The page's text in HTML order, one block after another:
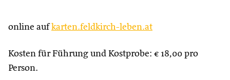
online aufkarten.feldkirch-leben.at
Kosten für Führung und Kostprobe: € 18,00 pro
Person.